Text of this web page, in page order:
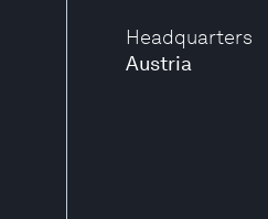
Headquarters
Austria